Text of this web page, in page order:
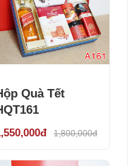
Quà Tết
1,800,000đ